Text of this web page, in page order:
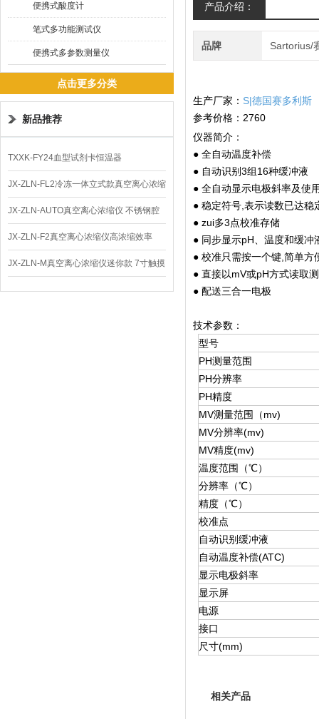
便携式酸度计
笔式多功能测试仪
便携式多参数测量仪
点击更多分类
新品推荐
TXXK-FY24血型试剂卡恒温器
JX-ZLN-FL2冷冻一体立式款真空离心浓缩
仪 低温功能
JX-ZLN-AUTO真空离心浓缩仪 不锈钢腔
体
JX-ZLN-F2真空离心浓缩仪高浓缩效率
JX-ZLN-M真空离心浓缩仪迷你款 7寸触摸
屏
产品介绍：
品牌 Sartorius/
生产厂家： S|德国赛多利斯
参考价格：2760
仪器简介：
● 全自动温度补偿
● 自动识别3组16种缓冲液
● 全自动显示电极斜率及使
● 稳定符号,表示读数已达稳
● zui多3点校准存储
● 同步显示pH、温度和缓冲
● 校准只需按一个键,简单方
● 直接以mV或pH方式读取
● 配送三合一电极
技术参数：
型号
PH测量范围
PH分辨率
PH精度
MV测量范围（mv)
MV分辨率(mv)
MV精度(mv)
温度范围（℃）
分辨率（℃）
精度（℃）
校准点
自动识别缓冲液
自动温度补偿(ATC)
显示电极斜率
显示屏
电源
接口
尺寸(mm)
相关产品